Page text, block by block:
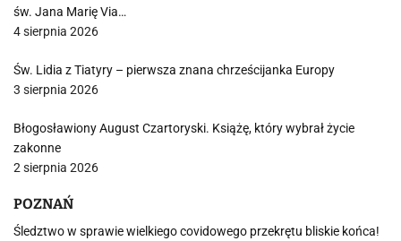
św. Jana Marię Via…
4 sierpnia 2026
Św. Lidia z Tiatyry – pierwsza znana chrześcijanka Europy
3 sierpnia 2026
Błogosławiony August Czartoryski. Książę, który wybrał życie
zakonne
2 sierpnia 2026
POZNAŃ
Śledztwo w sprawie wielkiego covidowego przekrętu bliskie końca!